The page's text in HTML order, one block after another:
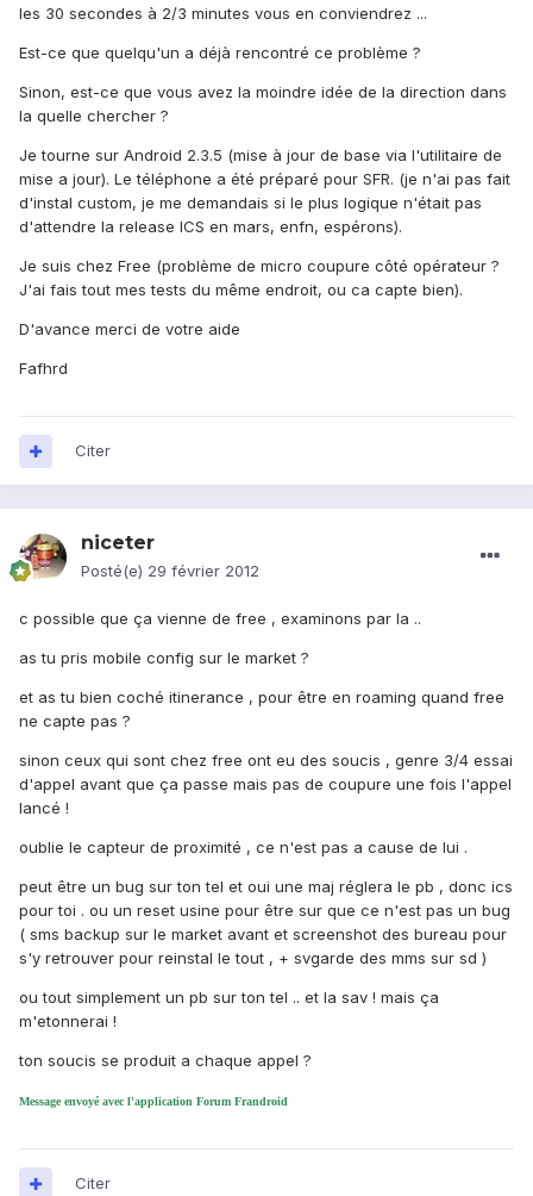
les 30 secondes à 2/3 minutes vous en conviendrez ...
Est-ce que quelqu'un a déjà rencontré ce problème ?
Sinon, est-ce que vous avez la moindre idée de la direction dans
la quelle chercher ?
Je tourne sur Android 2.3.5 (mise à jour de base via l'utilitaire de
mise a jour). Le téléphone a été préparé pour SFR. (je n'ai pas fait
d'instal custom, je me demandais si le plus logique n'était pas
d'attendre la release ICS en mars, enfn, espérons).
Je suis chez Free (problème de micro coupure côté opérateur ?
J'ai fais tout mes tests du même endroit, ou ca capte bien).
D'avance merci de votre aide
Fafhrd
Citer
niceter
Posté(e) 29 février 2012
c possible que ça vienne de free , examinons par la ..
as tu pris mobile config sur le market ?
et as tu bien coché itinerance , pour être en roaming quand free
ne capte pas ?
sinon ceux qui sont chez free ont eu des soucis , genre 3/4 essai
d'appel avant que ça passe mais pas de coupure une fois l'appel
lancé !
oublie le capteur de proximité , ce n'est pas a cause de lui .
peut être un bug sur ton tel et oui une maj réglera le pb , donc ics
pour toi . ou un reset usine pour être sur que ce n'est pas un bug
( sms backup sur le market avant et screenshot des bureau pour
s'y retrouver pour reinstal le tout , + svgarde des mms sur sd )
ou tout simplement un pb sur ton tel .. et la sav ! mais ça
m'etonnerai !
ton soucis se produit a chaque appel ?
Message envoyé avec l'application Forum Frandroid
Citer